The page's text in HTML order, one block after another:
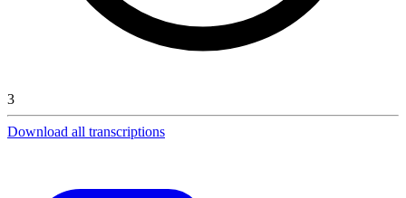
3
Download all transcriptions